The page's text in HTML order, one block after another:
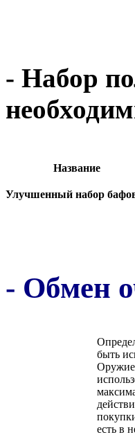
- Набор
Название
Улучшенный набор
- Обмен
быть
Оружие
есть в